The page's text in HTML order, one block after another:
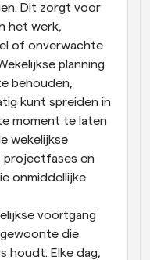
Dit zorgt voor
het werk,
of onverwachte
planning
behouden,
kunt spreiden in
moment te laten
wekelijkse
projectfases en
onmiddellijke
voortgang
die
houdt. Elke dag,